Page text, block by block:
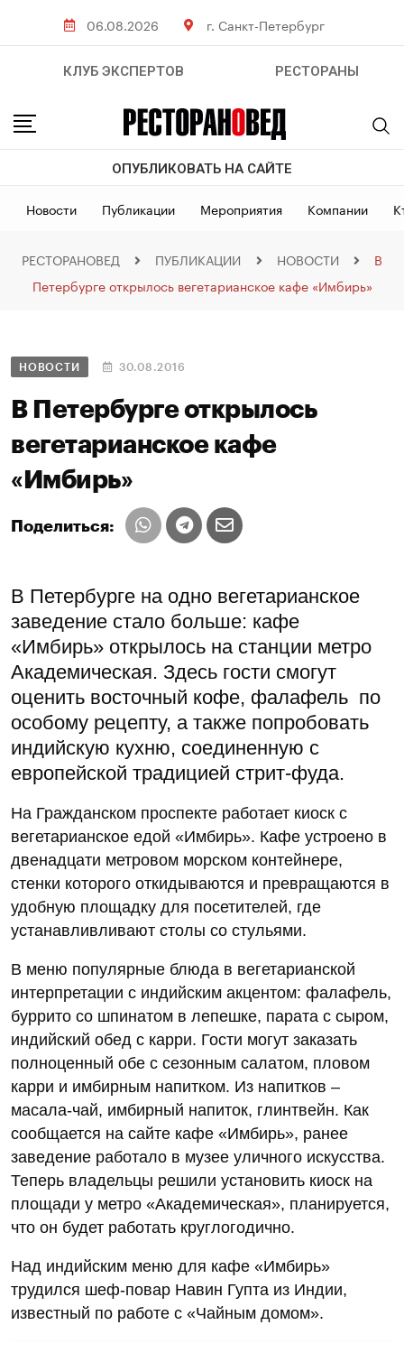
06.08.2026 г. Санкт-Петербург
КЛУБ ЭКСПЕРТОВ РЕСТОРАНЫ
ОПУБЛИКОВАТЬ НА САЙТЕ
Новости Публикации Мероприятия Компании
РЕСТОРАНОВЕД ПУБЛИКАЦИИ НОВОСТИ
В
Петербурге открылось вегетарианское кафе «Имбирь»
НОВОСТИ 30.08.2016
В Петербурге открылось
вегетарианское кафе
«Имбирь»
Поделиться:
В Петербурге на одно вегетарианское
заведение стало больше: кафе
«Имбирь» открылось на станции метро
Академическая. Здесь гости смогут
оценить восточный кофе, фалафель по
особому рецепту, а также попробовать
индийскую кухню, соединенную с
европейской традицией стрит-фуда.
На Гражданском проспекте работает киоск с
вегетарианское едой «Имбирь». Кафе устроено в
двенадцати метровом морском контейнере,
стенки которого откидываются и превращаются в
удобную площадку для посетителей, где
устанавливливают столы со стульями.
В меню популярные блюда в вегетарианской
интерпретации с индийским акцентом: фалафель,
буррито со шпинатом в лепешке, парата с сыром,
индийский обед с карри. Гости могут заказать
полноценный обе с сезонным салатом, пловом
карри и имбирным напитком. Из напитков –
масала-чай, имбирный напиток, глинтвейн. Как
сообщается на сайте кафе «Имбирь», ранее
заведение работало в музее уличного искусства.
Теперь владельцы решили установить киоск на
площади у метро «Академическая», планируется,
что он будет работать круглогодично.
Над индийским меню для кафе «Имбирь»
трудился шеф-повар Навин Гупта из Индии,
известный по работе с «Чайным домом».